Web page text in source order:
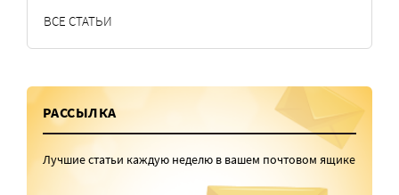
ВСЕ СТАТЬИ
РАССЫЛКА
Лучшие статьи каждую неделю в вашем почтовом ящике